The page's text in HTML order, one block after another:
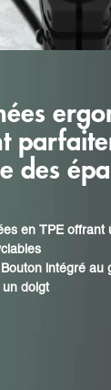
des
en TPE offrant
intégré au
un doigt